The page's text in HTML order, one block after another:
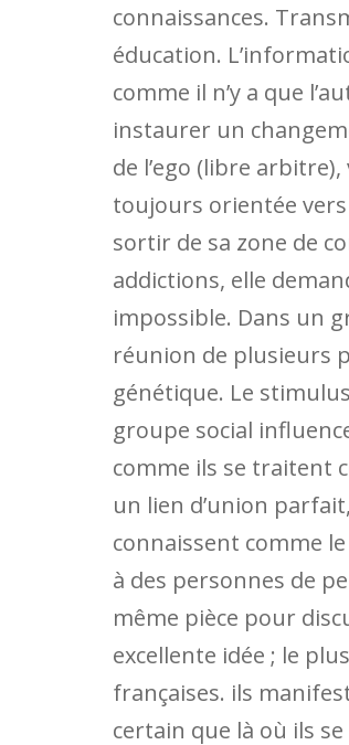
connaissances.
éducation.
comme il n’y a que
instaurer un
de l’ego (libre
toujours orientée
sortir de sa zone de
addictions, elle
impossible. Dans un
réunion de plusieurs
génétique. Le
groupe social
comme ils se traitent
un lien d’union
connaissent comme
à des personnes de
même pièce pour
excellente idée ; le
françaises. ils
certain que là où ils